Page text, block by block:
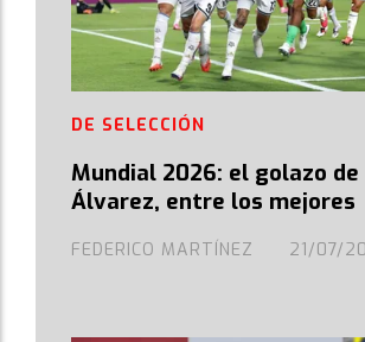
Mundial 2026: el golazo de
Álvarez, entre los mejores
FEDERICO MARTÍNEZ
DE SELECCIÓN
21/07/